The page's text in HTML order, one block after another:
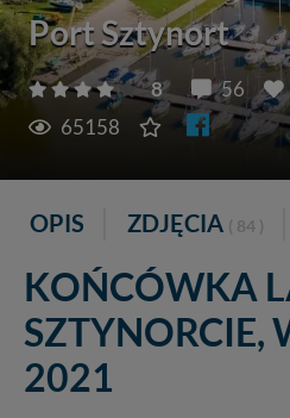
Port Sztynort
8 56
65158
OPIS ZDJĘCIA ( 84 )
KOŃCÓWKA
SZTYNORCIE,
2021